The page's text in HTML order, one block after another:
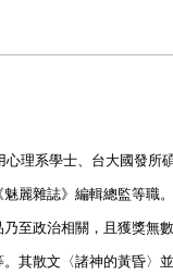
理系學士、 台大國發所
麗雜誌》編輯總監等職
至政治相關，且獲獎無
其散文〈諸神的黃昏〉